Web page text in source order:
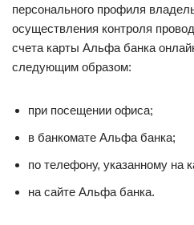
персонального профиля
осуществления контроля
счета карты Альфа банка
следующим образом:
при посещении офиса;
в банкомате Альфа банка;
по телефону, указанному на
на сайте Альфа банка.